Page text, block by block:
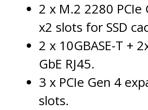
2 x M.2 2280 PCIe
x2 slots for SSD
2 x 10GBASE-T +
GbE RJ45.
3 x PCIe Gen 4
slots.